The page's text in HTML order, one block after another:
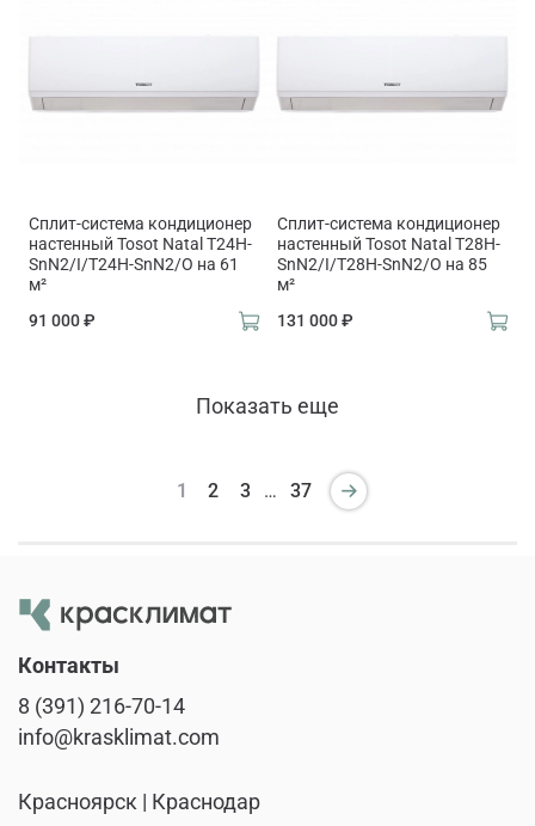
Сплит-система кондиционер
настенный Tosot Natal T24H-
SnN2/I/T24H-SnN2/O на 61
м²
91 000 ₽
Сплит-система кондиционер
настенный Tosot Natal T28H-
SnN2/I/T28H-SnN2/O на 85
м²
131 000 ₽
Показать еще
1 2 3 … 37
Контакты
8 (391) 216-70-14
info@krasklimat.com
Красноярск | Краснодар